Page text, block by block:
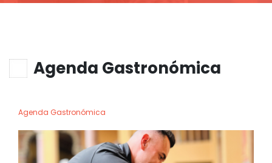
Agenda Gastronómica
Agenda Gastronómica